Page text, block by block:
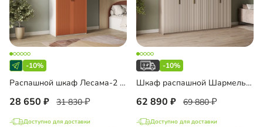
-10%
Распашной шкаф Лесама-2 Декор 1
28 650 31 830
Доступно для доставки
-10%
Шкаф распашной Шармель-5 Лайф
62 890 69 880
Доступно для доставки